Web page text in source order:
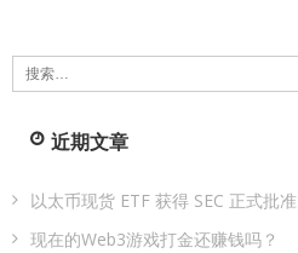
搜
索：
近期文章
以太币现货 ETF 获得 SEC 正式批准
现在的Web3游戏打金还赚钱吗？